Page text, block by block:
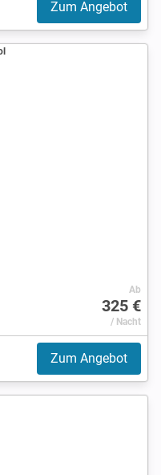
Zum Angebot
Ab
325 €
/ Nacht
Zum Angebot